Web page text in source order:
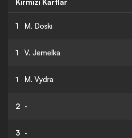
Kırmızı Kartlar
1 M. Doski
1 V. Jemelka
1 M. Vydra
2 -
3 -